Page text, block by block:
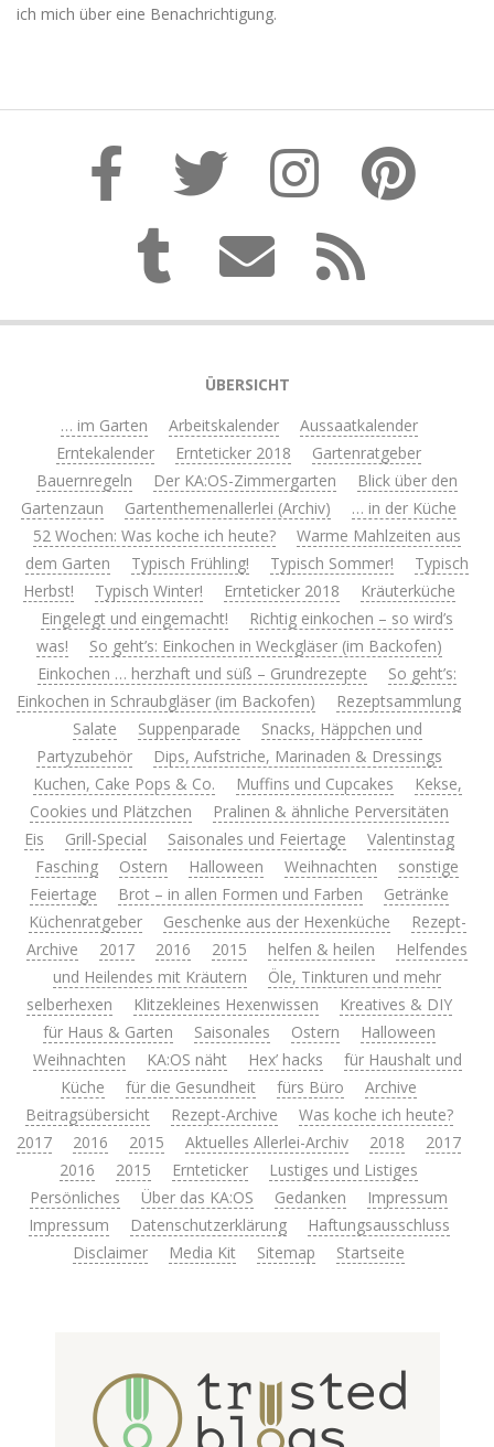
ich mich über eine Benachrichtigung.
ÜBERSICHT
… im Garten
Arbeitskalender
Aussaatkalender
Erntekalender
Ernteticker 2018
Gartenratgeber
Bauernregeln
Der KA:OS-Zimmergarten
Blick über den
Gartenzaun
Gartenthemenallerlei (Archiv)
… in der Küche
52 Wochen: Was koche ich heute?
Warme Mahlzeiten aus
dem Garten
Typisch Frühling! Typisch Sommer!
Typisch
Herbst!
Typisch Winter! Ernteticker 2018
Kräuterküche
Eingelegt und eingemacht!
Richtig einkochen – so wird’s
was!
So geht’s: Einkochen in Weckgläser (im Backofen)
Einkochen … herzhaft und süß – Grundrezepte
So geht’s:
Einkochen in Schraubgläser (im Backofen)
Rezeptsammlung
Salate
Suppenparade
Snacks, Häppchen und
Partyzubehör
Dips, Aufstriche, Marinaden & Dressings
Kuchen, Cake Pops & Co.
Muffins und Cupcakes
Kekse,
Cookies und Plätzchen
Pralinen & ähnliche Perversitäten
Eis
Grill-Special Saisonales und Feiertage
Valentinstag
Fasching
Ostern Halloween Weihnachten
sonstige
Feiertage
Brot – in allen Formen und Farben
Getränke
Küchenratgeber
Geschenke aus der Hexenküche
Rezept-
Archive
2017 2016 2015 helfen & heilen
Helfendes
und Heilendes mit Kräutern
Öle, Tinkturen und mehr
selberhexen
Klitzekleines Hexenwissen
Kreatives & DIY
für Haus & Garten
Saisonales Ostern
Halloween
Weihnachten
KA:OS näht Hex’ hacks
für Haushalt und
Küche
für die Gesundheit fürs Büro
Archive
Beitragsübersicht
Rezept-Archive
Was koche ich heute?
2017
2016 2015 Aktuelles Allerlei-Archiv 2018
2017
2016
2015 Ernteticker
Lustiges und Listiges
Persönliches
Über das KA:OS Gedanken
Impressum
Impressum
Datenschutzerklärung
Haftungsausschluss
Disclaimer
Media Kit Sitemap Startseite